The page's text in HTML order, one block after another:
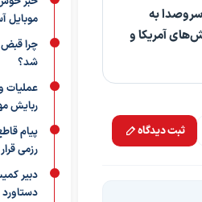
به
آمریکا و
ثبت دیدگاه
موبایل
چرا قبض
شد؟
عملیات
ربایش
پیام
رزمی
دبیر
دستاورد